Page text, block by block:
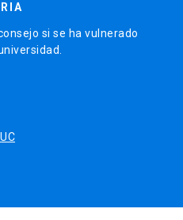
si se ha vulnerado